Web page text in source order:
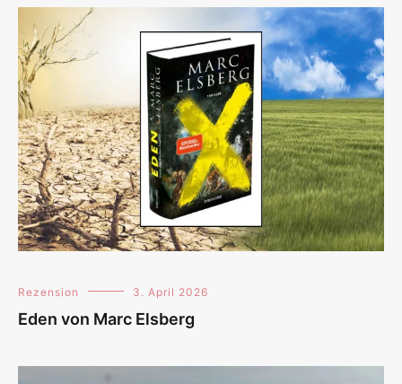
Rezension 3. April 2026
Eden von Marc Elsberg